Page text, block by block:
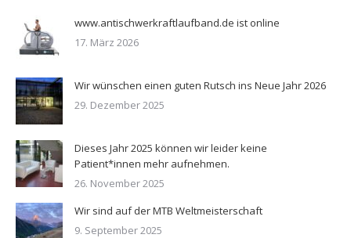
www.antischwerkraftlaufband.de ist online
17. März 2026
Wir wünschen einen guten Rutsch ins Neue Jahr 2026
29. Dezember 2025
Dieses Jahr 2025 können wir leider keine
Patient*innen mehr aufnehmen.
26. November 2025
Wir sind auf der MTB Weltmeisterschaft
9. September 2025